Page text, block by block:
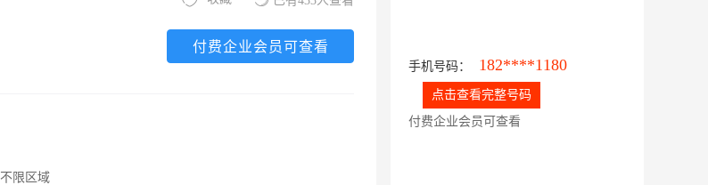
付费企业会员可查看
不限区域
手机号码： 182****1180
点击查看完整号码
付费企业会员可查看